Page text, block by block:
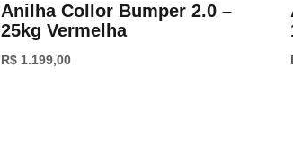
Anilha Collor Bumper 2.0 –
25kg Vermelha
R$1.199,00